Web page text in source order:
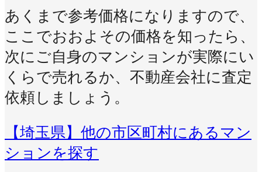
あくまで参考価格になりますので、
ここでおおよその価格を知ったら、
次にご自身のマンションが実際にい
くらで売れるか、不動産会社に査定
依頼しましょう。
【埼玉県】他の市区町村にあるマン
ションを探す